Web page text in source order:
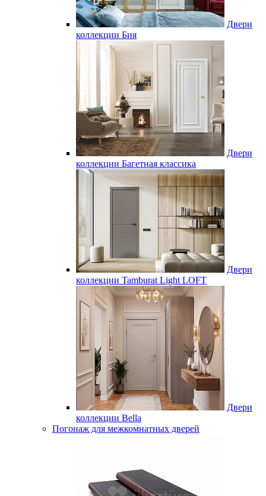
Двери
коллекции Бия
Двери
коллекции Багетная классика
Двери
коллекции Tamburat Light LOFT
Двери
коллекции Bella
Погонаж для межкомнатных дверей